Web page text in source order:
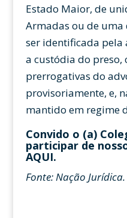
Estado Maior, de
Armadas ou de uma
ser identificada
a custódia do preso,
prerrogativas do
provisoriamente, e,
mantido em regime
Convido o (a)
participar de
AQUI.
Fonte: Nação Jurídica.